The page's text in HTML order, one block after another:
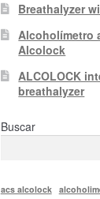
Breathalyzer
Alcoholímetro
Alcolock
ALCOLOCK
breathalyzer
Buscar
acs alcolock